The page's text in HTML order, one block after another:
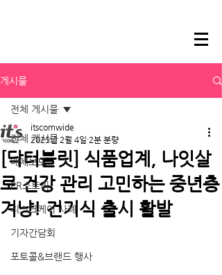
게시물
전체 게시물
매체보도
PR스토리
리스크케어 사례
기자간담회
포토콜&브랜드 행사
전체 게시물
[닥터블릿] 식품업계, 나잇살
로 건강 관리 고민하는 중년층
겨냥! 건기식 출시 활발
itscomwide
2025년 2월 4일 2분 분량